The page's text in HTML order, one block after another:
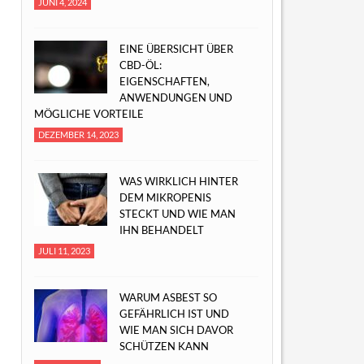
EINE ÜBERSICHT ÜBER
CBD-ÖL:
EIGENSCHAFTEN,
ANWENDUNGEN UND
MÖGLICHE VORTEILE
DEZEMBER 14, 2023
WAS WIRKLICH HINTER
DEM MIKROPENIS
STECKT UND WIE MAN
IHN BEHANDELT
JULI 11, 2023
WARUM ASBEST SO
GEFÄHRLICH IST UND
WIE MAN SICH DAVOR
SCHÜTZEN KANN